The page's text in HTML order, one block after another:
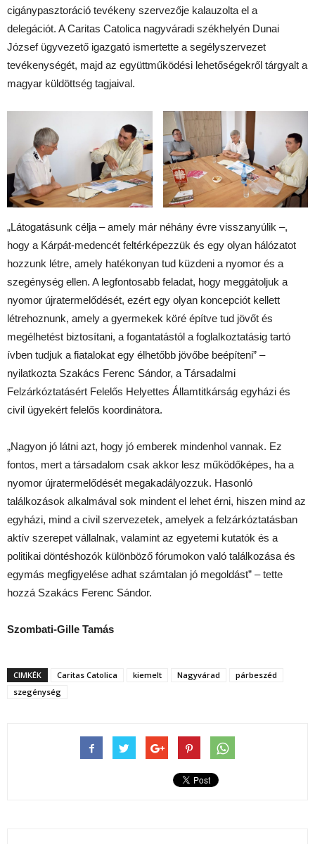
cigánypasztoráció tevékeny szervezője kalauzolta el a
delegációt. A Caritas Catolica nagyváradi székhelyén Dunai
József ügyvezető igazgató ismertette a segélyszervezet
tevékenységét, majd az együttműködési lehetőségekről tárgyalt a
magyar küldöttség tagjaival.
„Látogatásunk célja – amely már néhány évre visszanyúlik –,
hogy a Kárpát-medencét feltérképezzük és egy olyan hálózatot
hozzunk létre, amely hatékonyan tud küzdeni a nyomor és a
szegénység ellen. A legfontosabb feladat, hogy meggátoljuk a
nyomor újratermelődését, ezért egy olyan koncepciót kellett
létrehoznunk, amely a gyermekek köré építve tud jövőt és
megélhetést biztosítani, a fogantatástól a foglalkoztatásig tartó
ívben tudjuk a fiatalokat egy élhetőbb jövőbe beépíteni” –
nyilatkozta Szakács Ferenc Sándor, a Társadalmi
Felzárkóztatásért Felelős Helyettes Államtitkárság egyházi és
civil ügyekért felelős koordinátora.
„Nagyon jó látni azt, hogy jó emberek mindenhol vannak. Ez
fontos, mert a társadalom csak akkor lesz működőképes, ha a
nyomor újratermelődését megakadályozzuk. Hasonló
találkozások alkalmával sok mindent el lehet érni, hiszen mind az
egyházi, mind a civil szervezetek, amelyek a felzárkóztatásban
aktív szerepet vállalnak, valamint az egyetemi kutatók és a
politikai döntéshozók különböző fórumokon való találkozása és
egymás megfigyelése adhat számtalan jó megoldást” – tette
hozzá Szakács Ferenc Sándor.
Szombati-Gille Tamás
CIMKÉK Caritas Catolica kiemelt Nagyvárad
párbeszéd
szegénység